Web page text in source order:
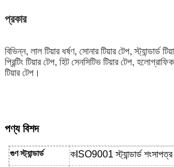
প্রকার
বিভিন্ন, লাল টিয়ার ধর্ষণ, সোনার টিয়ার টেপ, স্ট্যান্ডার্ড
প্রিন্টিং টিয়ার টেপ, হিট সেনসিটিভ টিয়ার টেপ,
টিয়ার টেপ।
পণ্য বিশদ
গুণ স্ট্যান্ডার্ড ক ISO9001 স্ট্যান্ডার্ড